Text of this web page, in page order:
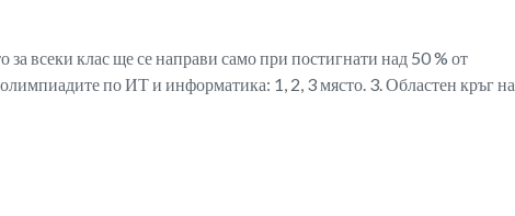
всеки клас ще се направи само при постигнати над 50 % от
по ИТ и информатика: 1, 2, 3 място. 3. Областен кръг на